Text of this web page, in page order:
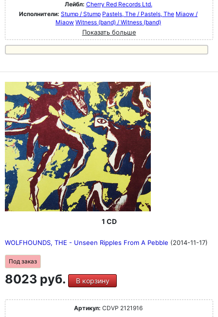
Лейбл: Cherry Red Records Ltd.
Исполнители: Stump / Stump Pastels, The / Pastels, The Miaow /
Miaow Witness (band) / Witness (band)
Показать больше
1 CD
WOLFHOUNDS, THE - Unseen Ripples From A Pebble (2014-11-17)
Под заказ
8023 руб. В корзину
Артикул: CDVP 2121916